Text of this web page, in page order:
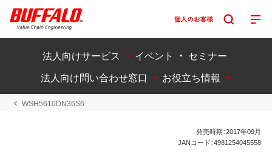
法人向けサービス
イベント ・ セミナー
法人向け問い合わせ窓口
お役立ち情報
WSH5610DN36S6
発売時期：2017年09月
JANコード：4981254045558